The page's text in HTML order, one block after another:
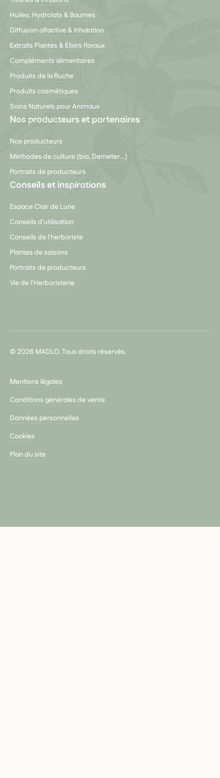
Huiles, Hydrolats & Baumes
Diffusion olfactive & Inhalation
Extraits Plantes & Elixirs floraux
Compléments alimentaires
Produits de la Ruche
Produits cosmétiques
Soins Naturels pour Animaux
Nos producteurs et partenaires
Nos producteurs
Méthodes de culture (bio, Demeter…)
Portraits de producteurs
Conseils et inspirations
Espace Clair de Lune
Conseils d’utilisation
Conseils de l'herboriste
Plantes de saisons
Portraits de producteurs
Vie de l'Herboristerie
© 2026 MADLO. Tous droits réservés.
Mentions légales
Conditions générales de vente
Données personnelles
Cookies
Plan du site